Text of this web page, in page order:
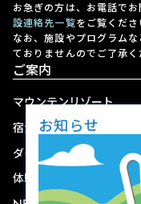
お急ぎの方は、お電話で
設連絡先一覧をご覧くださ
なお、施設やプログラム
ておりませんのでご了承く
ご案内
マウンテンリゾート
宿泊
ダイニング
体験
お知らせ